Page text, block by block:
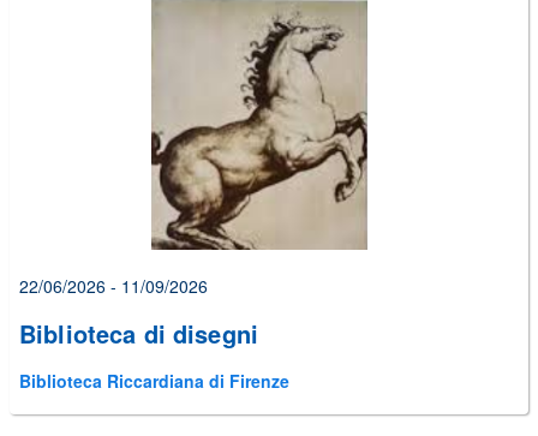
22/06/2026 - 11/09/2026
Biblioteca di disegni
Biblioteca Riccardiana di Firenze